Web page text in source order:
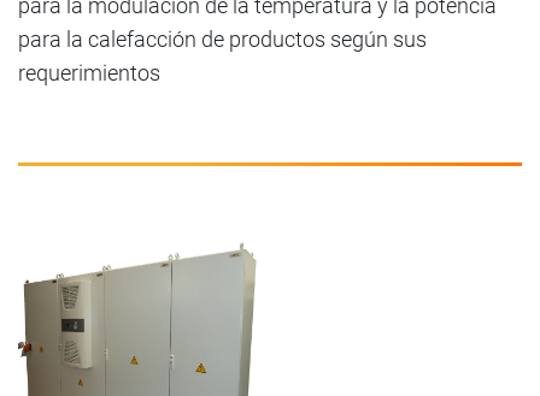
para la modulación de la temperatura y la potencia
para la calefacción de productos según sus
requerimientos